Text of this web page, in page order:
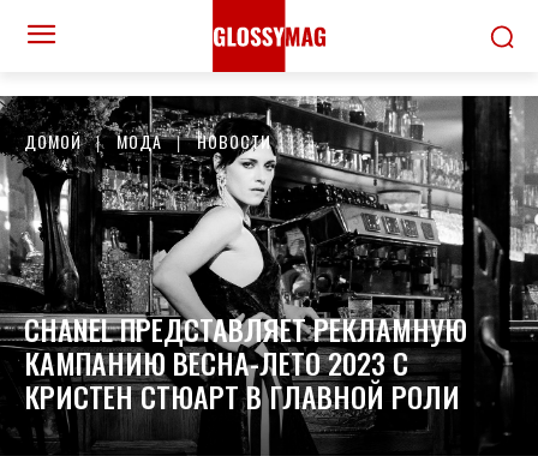
ДОМОЙ МОДА НОВОСТИ
CHANEL ПРЕДСТАВЛЯЕТ РЕКЛАМНУЮ
КАМПАНИЮ ВЕСНА-ЛЕТО 2023 С
КРИСТЕН СТЮАРТ В ГЛАВНОЙ РОЛИ